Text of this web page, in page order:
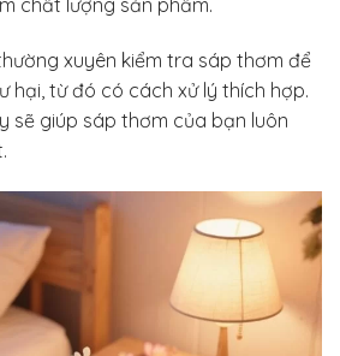
chất lượng sản phẩm.
xuyên kiểm tra sáp thơm để
hại, từ đó có cách xử lý thích hợp.
sẽ giúp sáp thơm của bạn luôn